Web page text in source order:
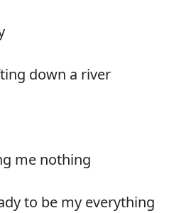
down a river
me nothing
to be my everything